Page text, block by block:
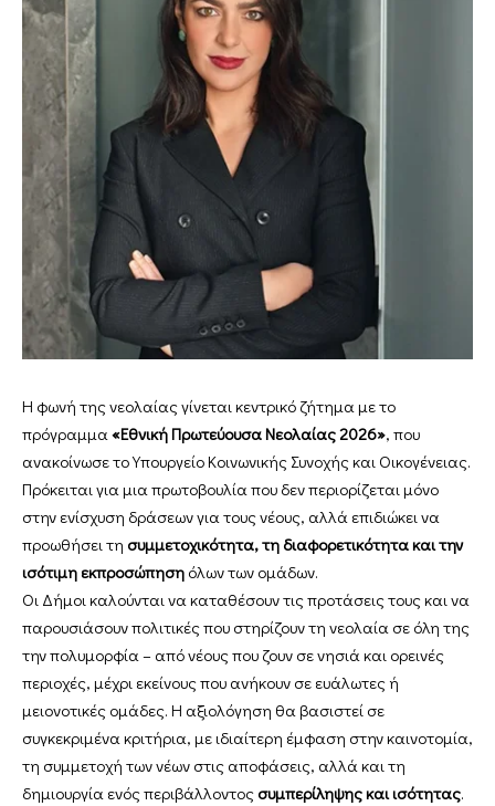
Η φωνή της νεολαίας γίνεται κεντρικό ζήτημα με το
πρόγραμμα «Εθνική Πρωτεύουσα Νεολαίας 2026», που
ανακοίνωσε το Υπουργείο Κοινωνικής Συνοχής και Οικογένειας.
Πρόκειται για μια πρωτοβουλία που δεν περιορίζεται μόνο
στην ενίσχυση δράσεων για τους νέους, αλλά επιδιώκει να
προωθήσει τη συμμετοχικότητα, τη διαφορετικότητα και την
ισότιμη εκπροσώπηση όλων των ομάδων.
Οι Δήμοι καλούνται να καταθέσουν τις προτάσεις τους και να
παρουσιάσουν πολιτικές που στηρίζουν τη νεολαία σε όλη της
την πολυμορφία – από νέους που ζουν σε νησιά και ορεινές
περιοχές, μέχρι εκείνους που ανήκουν σε ευάλωτες ή
μειονοτικές ομάδες. Η αξιολόγηση θα βασιστεί σε
συγκεκριμένα κριτήρια, με ιδιαίτερη έμφαση στην καινοτομία,
τη συμμετοχή των νέων στις αποφάσεις, αλλά και τη
δημιουργία ενός περιβάλλοντος συμπερίληψης και ισότητας.